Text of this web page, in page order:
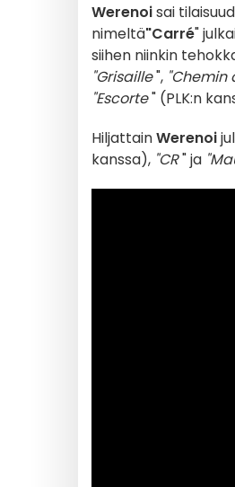
Werenoisai
nimeltä"Carré"
siihen niinkin
"Grisaille", "Chemin
"Escorte" (PLK:n
HiljattainWerenoi
kanssa), "CR" ja